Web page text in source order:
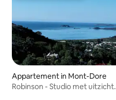
Appartement in Mont-Dore
Robinson - Studio met uitzicht.